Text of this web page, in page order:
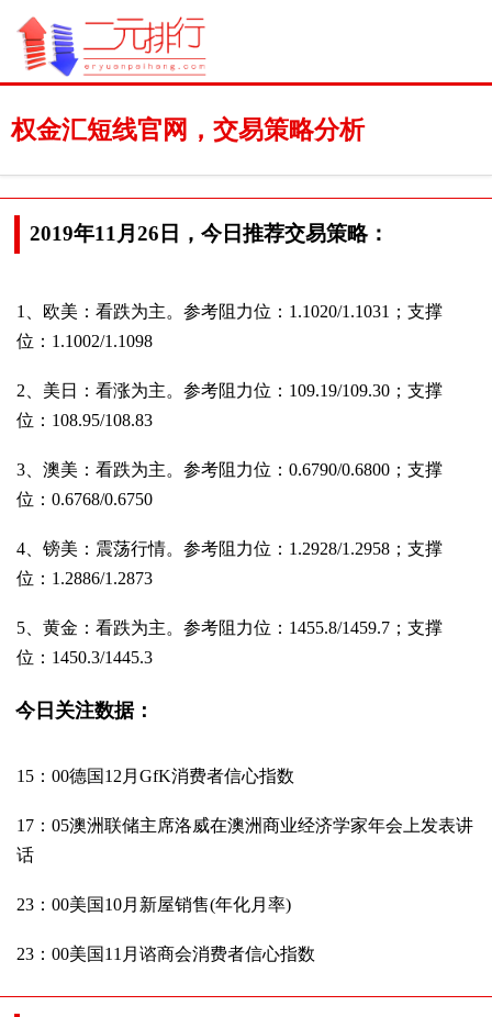
权金汇短线官网，交易策略分析
2019年11月26日，今日推荐交易策略：
1、欧美：看跌为主。参考阻力位：1.1020/1.1031；支撑
位：1.1002/1.1098
2、美日：看涨为主。参考阻力位：109.19/109.30；支撑
位：108.95/108.83
3、澳美：看跌为主。参考阻力位：0.6790/0.6800；支撑
位：0.6768/0.6750
4、镑美：震荡行情。参考阻力位：1.2928/1.2958；支撑
位：1.2886/1.2873
5、黄金：看跌为主。参考阻力位：1455.8/1459.7；支撑
位：1450.3/1445.3
今日关注数据：
15：00德国12月GfK消费者信心指数
17：05澳洲联储主席洛威在澳洲商业经济学家年会上发表讲
话
23：00美国10月新屋销售(年化月率)
23：00美国11月谘商会消费者信心指数